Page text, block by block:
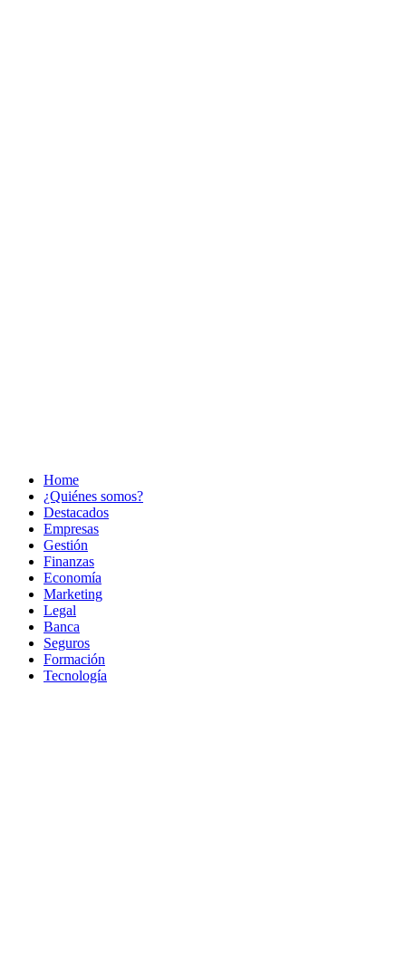
Home
¿Quiénes somos?
Destacados
Empresas
Gestión
Finanzas
Economía
Marketing
Legal
Banca
Seguros
Formación
Tecnología